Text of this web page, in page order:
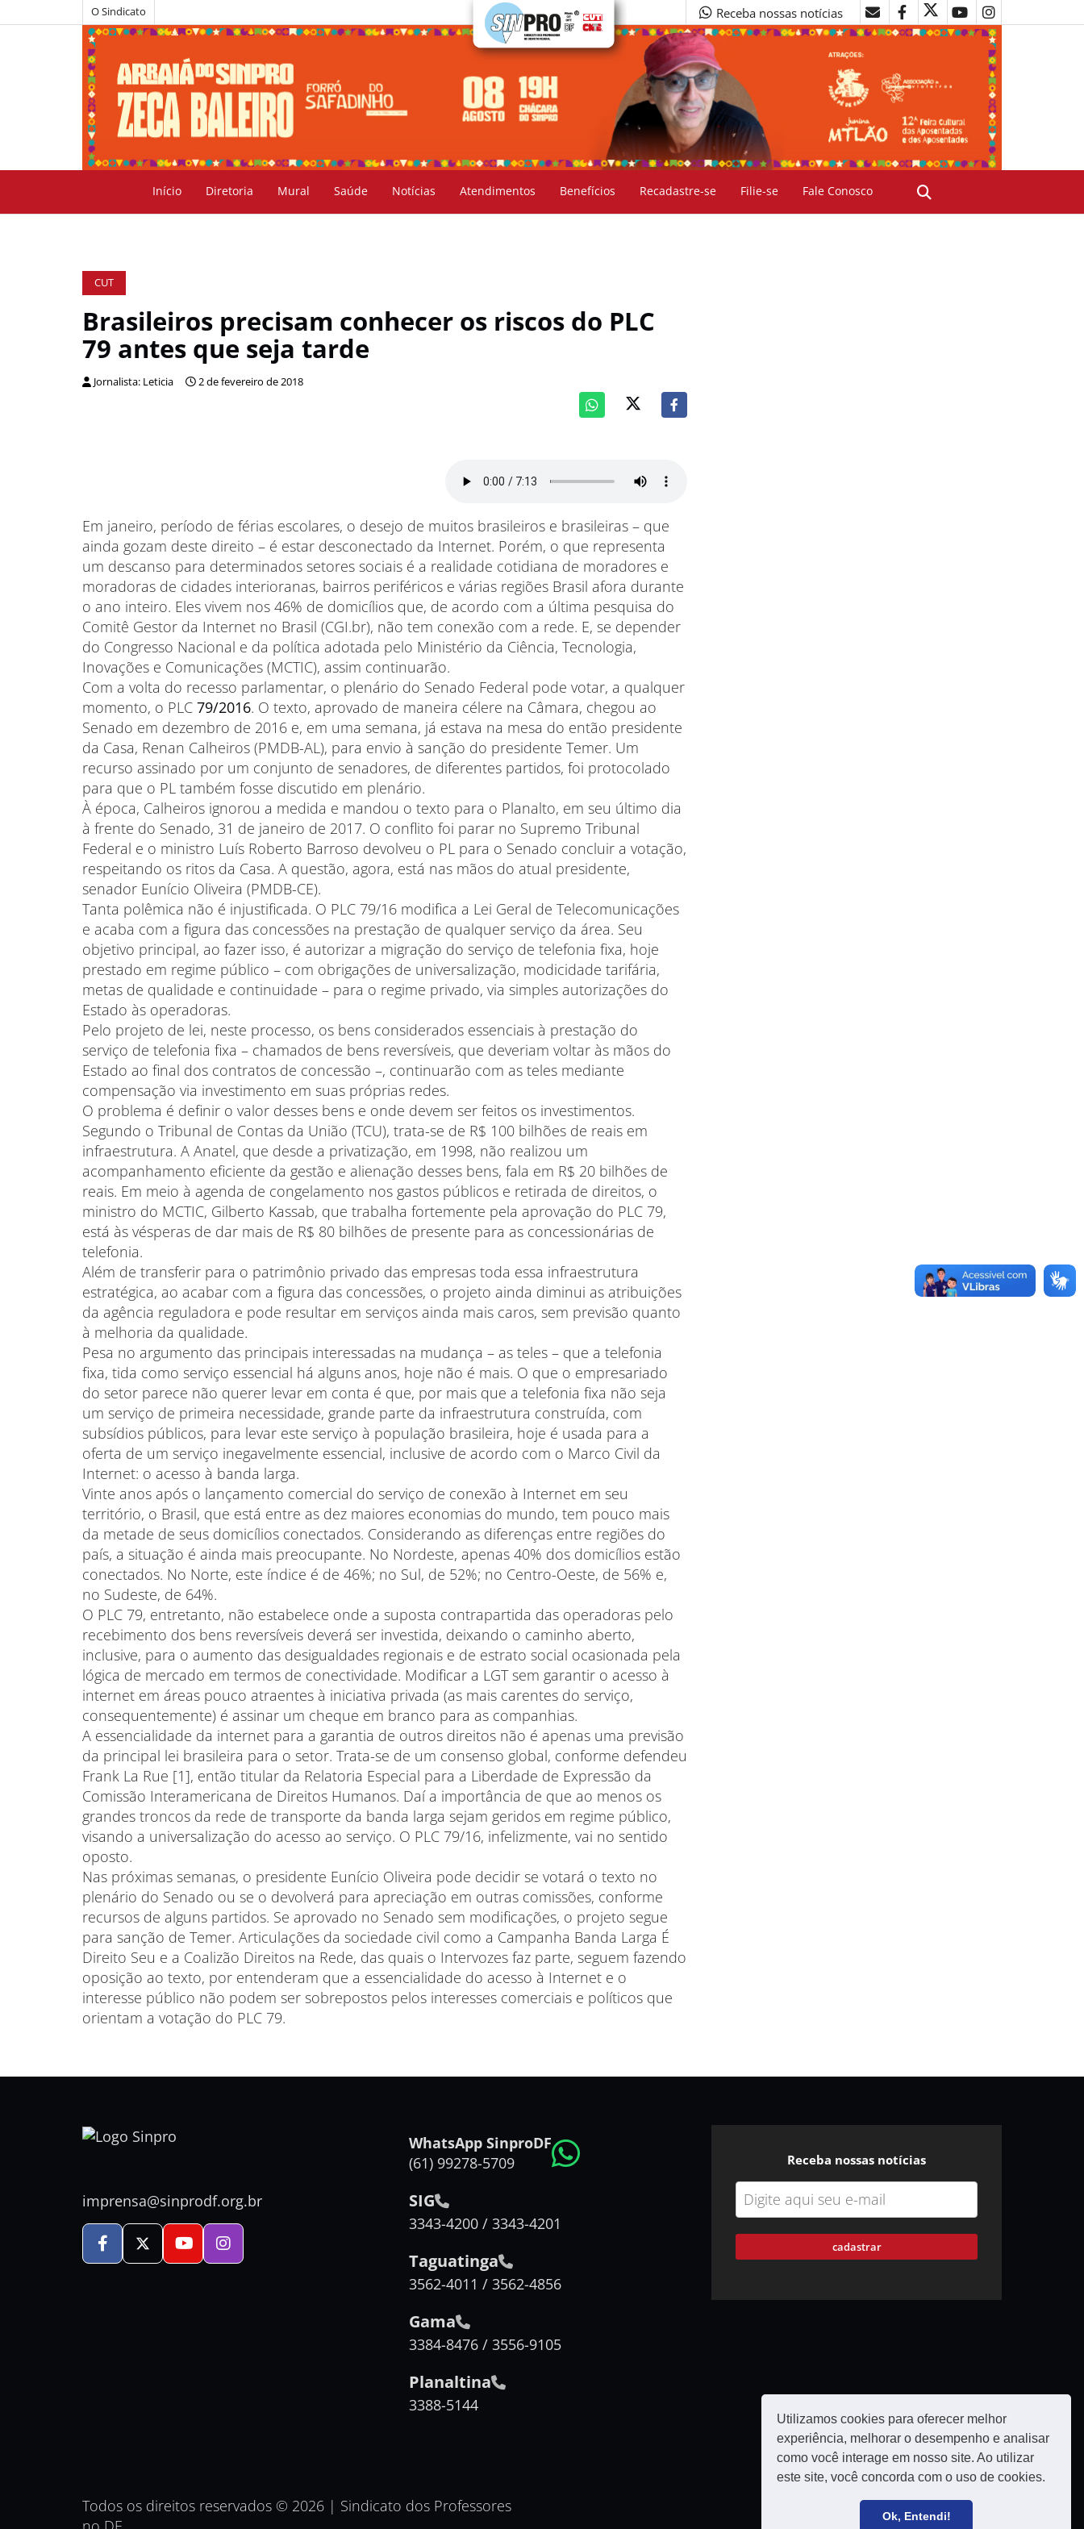
Utilizamos cookies para oferecer melhor
experiência, melhorar o desempenho e analisar
como você interage em nosso site. Ao utilizar
este site, você concorda com o uso de cookies.
Ok, Entendi!
O Sindicato Receba nossas notícias
Início Diretoria Mural Saúde Notícias Atendimentos Benefícios Recadastre-se Filie-se Fale Conosco
CUT
Brasileiros precisam conhecer os riscos do PLC
79 antes que seja tarde
Jornalista: Leticia 2 de fevereiro de 2018
Em janeiro, período de férias escolares, o desejo de muitos brasileiros e brasileiras – que
ainda gozam deste direito – é estar desconectado da Internet. Porém, o que representa
um descanso para determinados setores sociais é a realidade cotidiana de moradores e
moradoras de cidades interioranas, bairros periféricos e várias regiões Brasil afora durante
o ano inteiro. Eles vivem nos 46% de domicílios que, de acordo com a última pesquisa do
Comitê Gestor da Internet no Brasil (CGI.br), não tem conexão com a rede. E, se depender
do Congresso Nacional e da política adotada pelo Ministério da Ciência, Tecnologia,
Inovações e Comunicações (MCTIC), assim continuarão.
Com a volta do recesso parlamentar, o plenário do Senado Federal pode votar, a qualquer
momento, o PLC 79/2016. O texto, aprovado de maneira célere na Câmara, chegou ao
Senado em dezembro de 2016 e, em uma semana, já estava na mesa do então presidente
da Casa, Renan Calheiros (PMDB-AL), para envio à sanção do presidente Temer. Um
recurso assinado por um conjunto de senadores, de diferentes partidos, foi protocolado
para que o PL também fosse discutido em plenário.
À época, Calheiros ignorou a medida e mandou o texto para o Planalto, em seu último dia
à frente do Senado, 31 de janeiro de 2017. O conflito foi parar no Supremo Tribunal
Federal e o ministro Luís Roberto Barroso devolveu o PL para o Senado concluir a votação,
respeitando os ritos da Casa. A questão, agora, está nas mãos do atual presidente,
senador Eunício Oliveira (PMDB-CE).
Tanta polêmica não é injustificada. O PLC 79/16 modifica a Lei Geral de Telecomunicações
e acaba com a figura das concessões na prestação de qualquer serviço da área. Seu
objetivo principal, ao fazer isso, é autorizar a migração do serviço de telefonia fixa, hoje
prestado em regime público – com obrigações de universalização, modicidade tarifária,
metas de qualidade e continuidade – para o regime privado, via simples autorizações do
Estado às operadoras.
Pelo projeto de lei, neste processo, os bens considerados essenciais à prestação do
serviço de telefonia fixa – chamados de bens reversíveis, que deveriam voltar às mãos do
Estado ao final dos contratos de concessão –, continuarão com as teles mediante
compensação via investimento em suas próprias redes.
O problema é definir o valor desses bens e onde devem ser feitos os investimentos.
Segundo o Tribunal de Contas da União (TCU), trata-se de R$ 100 bilhões de reais em
infraestrutura. A Anatel, que desde a privatização, em 1998, não realizou um
acompanhamento eficiente da gestão e alienação desses bens, fala em R$ 20 bilhões de
reais. Em meio à agenda de congelamento nos gastos públicos e retirada de direitos, o
ministro do MCTIC, Gilberto Kassab, que trabalha fortemente pela aprovação do PLC 79,
está às vésperas de dar mais de R$ 80 bilhões de presente para as concessionárias de
telefonia.
Além de transferir para o patrimônio privado das empresas toda essa infraestrutura
estratégica, ao acabar com a figura das concessões, o projeto ainda diminui as atribuições
da agência reguladora e pode resultar em serviços ainda mais caros, sem previsão quanto
à melhoria da qualidade.
Pesa no argumento das principais interessadas na mudança – as teles – que a telefonia
fixa, tida como serviço essencial há alguns anos, hoje não é mais. O que o empresariado
do setor parece não querer levar em conta é que, por mais que a telefonia fixa não seja
um serviço de primeira necessidade, grande parte da infraestrutura construída, com
subsídios públicos, para levar este serviço à população brasileira, hoje é usada para a
oferta de um serviço inegavelmente essencial, inclusive de acordo com o Marco Civil da
Internet: o acesso à banda larga.
Vinte anos após o lançamento comercial do serviço de conexão à Internet em seu
território, o Brasil, que está entre as dez maiores economias do mundo, tem pouco mais
da metade de seus domicílios conectados. Considerando as diferenças entre regiões do
país, a situação é ainda mais preocupante. No Nordeste, apenas 40% dos domicílios estão
conectados. No Norte, este índice é de 46%; no Sul, de 52%; no Centro-Oeste, de 56% e,
no Sudeste, de 64%.
O PLC 79, entretanto, não estabelece onde a suposta contrapartida das operadoras pelo
recebimento dos bens reversíveis deverá ser investida, deixando o caminho aberto,
inclusive, para o aumento das desigualdades regionais e de estrato social ocasionada pela
lógica de mercado em termos de conectividade. Modificar a LGT sem garantir o acesso à
internet em áreas pouco atraentes à iniciativa privada (as mais carentes do serviço,
consequentemente) é assinar um cheque em branco para as companhias.
A essencialidade da internet para a garantia de outros direitos não é apenas uma previsão
da principal lei brasileira para o setor. Trata-se de um consenso global, conforme defendeu
Frank La Rue [1], então titular da Relatoria Especial para a Liberdade de Expressão da
Comissão Interamericana de Direitos Humanos. Daí a importância de que ao menos os
grandes troncos da rede de transporte da banda larga sejam geridos em regime público,
visando a universalização do acesso ao serviço. O PLC 79/16, infelizmente, vai no sentido
oposto.
Nas próximas semanas, o presidente Eunício Oliveira pode decidir se votará o texto no
plenário do Senado ou se o devolverá para apreciação em outras comissões, conforme
recursos de alguns partidos. Se aprovado no Senado sem modificações, o projeto segue
para sanção de Temer. Articulações da sociedade civil como a Campanha Banda Larga É
Direito Seu e a Coalizão Direitos na Rede, das quais o Intervozes faz parte, seguem fazendo
oposição ao texto, por entenderam que a essencialidade do acesso à Internet e o
interesse público não podem ser sobrepostos pelos interesses comerciais e políticos que
orientam a votação do PLC 79.
imprensa@sinprodf.org.br
WhatsApp SinproDF
(61) 99278-5709
SIG
3343-4200 / 3343-4201
Taguatinga
3562-4011 / 3562-4856
Gama
3384-8476 / 3556-9105
Planaltina
3388-5144
Receba nossas notícias
cadastrar
Política de privacidade Filie-se
Todos os direitos reservados © 2026 | Sindicato dos Professores